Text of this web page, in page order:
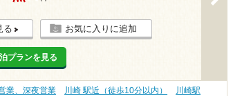
る お気に入りに追加
プランを見る
業、深夜営業 川崎 駅近（徒歩10分以内）
川崎駅